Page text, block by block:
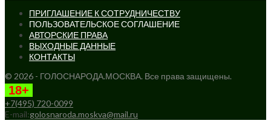
ПРИГЛАШЕНИЕ К СОТРУДНИЧЕСТВУ
ПОЛЬЗОВАТЕЛЬСКОЕ СОГЛАШЕНИЕ
АВТОРСКИЕ ПРАВА
ВЫХОДНЫЕ ДАННЫЕ
КОНТАКТЫ
© 2026 - ГОЛОСНАРОДА.МОСКВА. Все права защищены.
18+
+7(495) 720-0099
E-mail:golosnaroda.moskva@mail.ru